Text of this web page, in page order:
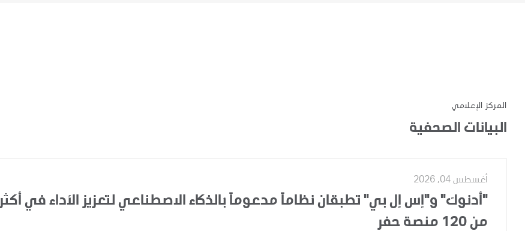
المركز الإعلامي
البيانات الصحفية
أغسطس 04, 2026
"أدنوك" و"إس إل بي" تطبقان نظاماً مدعوماً بالذكاء الاصطناعي لتعزيز الأداء في أكثر
من 120 منصة حفر